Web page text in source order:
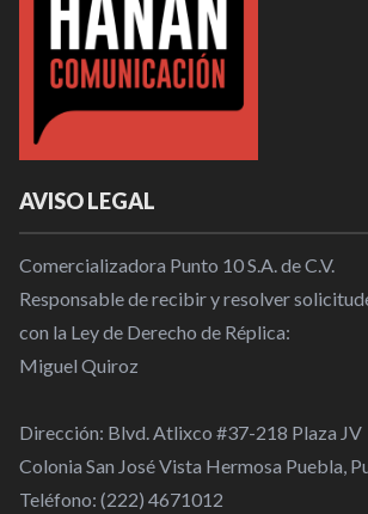
AVISO LEGAL
Comercializadora Punto 10 S.A. de C.V.
Responsable de recibir y resolver
con la Ley de Derecho de Réplica:
Miguel Quiroz
Dirección: Blvd. Atlixco #37-218 Plaza JV
Colonia San José Vista Hermosa Puebla,
Teléfono: (222) 4671012